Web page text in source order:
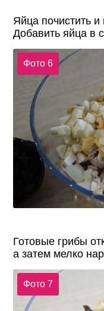
Яйца почистить и
Добавить яйца в
Фото 6
Готовые грибы
а затем мелко
Фото 7